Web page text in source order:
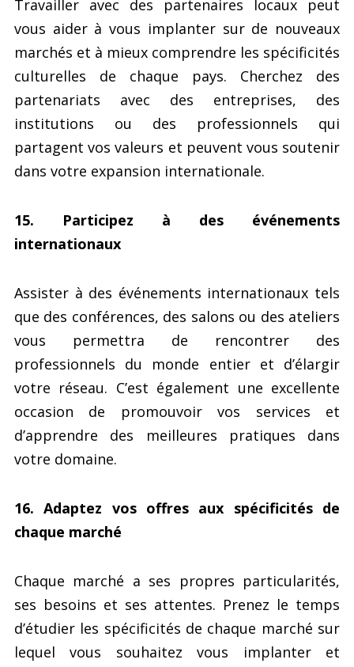
Travailler avec des partenaires locaux peut
vous aider à vous implanter sur de nouveaux
marchés et à mieux comprendre les spécificités
culturelles de chaque pays. Cherchez des
partenariats avec des entreprises, des
institutions ou des professionnels qui
partagent vos valeurs et peuvent vous soutenir
dans votre expansion internationale.
15. Participez à des événements
internationaux
Assister à des événements internationaux tels
que des conférences, des salons ou des ateliers
vous permettra de rencontrer des
professionnels du monde entier et d’élargir
votre réseau. C’est également une excellente
occasion de promouvoir vos services et
d’apprendre des meilleures pratiques dans
votre domaine.
16. Adaptez vos offres aux spécificités de
chaque marché
Chaque marché a ses propres particularités,
ses besoins et ses attentes. Prenez le temps
d’étudier les spécificités de chaque marché sur
lequel vous souhaitez vous implanter et